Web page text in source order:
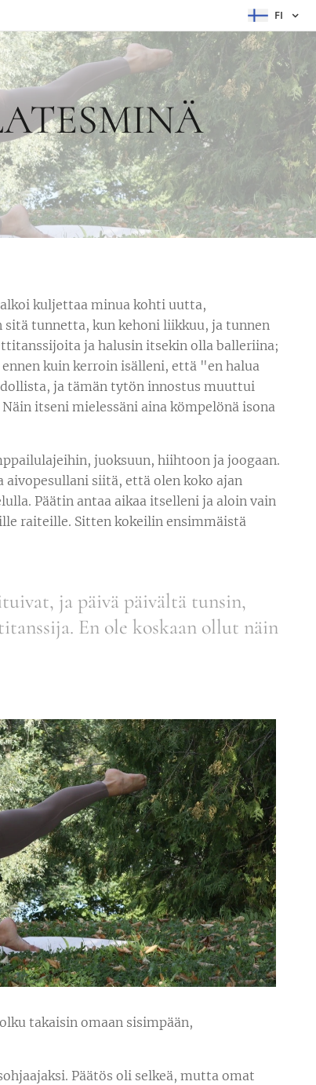
FI
kuljettaa minua kohti uutta,
sitä tunnetta, kun kehoni liikkuu, ja tunnen
ja halusin itsekin olla balleriina;
kuin kerroin isälleni, että "en halua
ja tämän tytön innostus muuttui
itseni mielessäni aina kömpelönä isona
juoksuun, hiihtoon ja joogaan.
siitä, että olen koko ajan
Päätin antaa aikaa itselleni ja aloin vain
raiteille. Sitten kokeilin ensimmäistä
ja päivä päivältä tunsin,
En ole koskaan ollut näin
takaisin omaan sisimpään,
Päätös oli selkeä, mutta omat